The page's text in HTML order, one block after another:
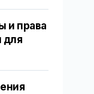
и права
для